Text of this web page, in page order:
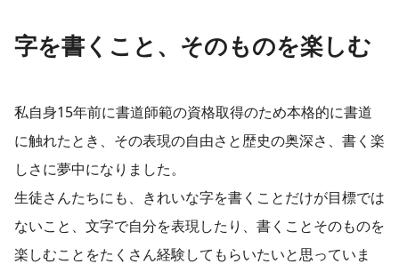
字を書くこと、そのものを楽しむ
私自身15年前に書道師範の資格取得のため本格的に書道
に触れたとき、その表現の自由さと歴史の奥深さ、書く楽
しさに夢中になりました。
生徒さんたちにも、きれいな字を書くことだけが目標では
ないこと、文字で自分を表現したり、書くことそのものを
楽しむことをたくさん経験してもらいたいと思っていま